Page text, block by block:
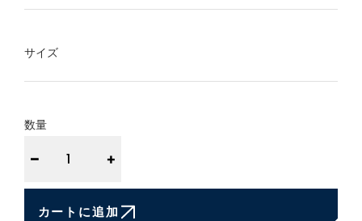
サイズ
数量
− +
カートに追加